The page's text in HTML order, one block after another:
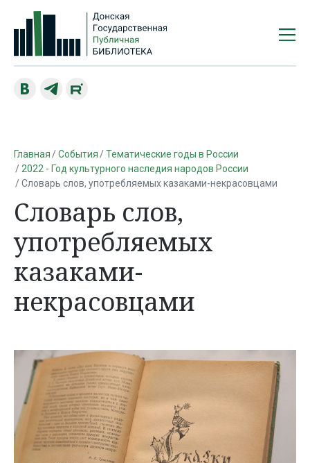
Главная События
Тематические годы в России
2022 - Год культурного наследия народов России
Словарь слов, употребляемых казаками-некрасовцами
Словарь слов,
употребляемых
казаками-
некрасовцами